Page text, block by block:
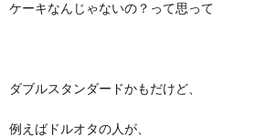
ケーキなんじゃないの？って思って
ダブルスタンダードかもだけど、
例えばドルオタの人が、